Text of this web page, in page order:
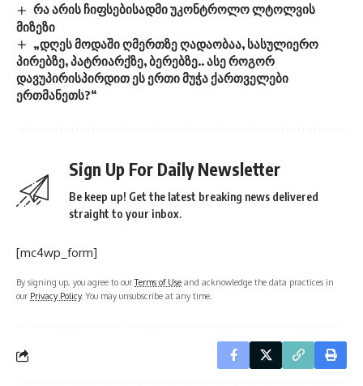
რა არის ჩიფსებისადმი უკონტროლო ლტოლვის
მიზეზი
„დღეს მოდაში ღმერთზე ღადაობაა, სასულიერო
პირებზე, პატრიარქზე, ბერებზე.. ასე როგორ
დავუპირისპირდით ეს ერთი მუჭა ქართველები
ერთმანეთს?“
Sign Up For Daily Newsletter
Be keep up! Get the latest breaking news delivered
straight to your inbox.
[mc4wp_form]
By signing up, you agree to ourTerms of Use and acknowledge the data practices in
our Privacy Policy. You may unsubscribe at any time.